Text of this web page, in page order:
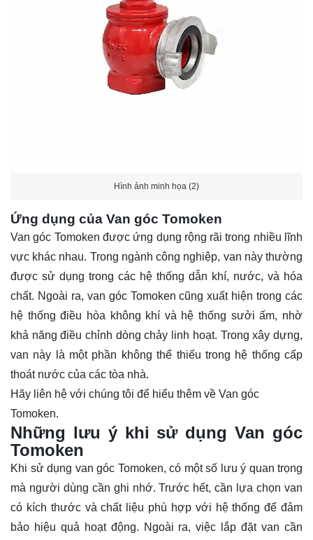
Hình ảnh minh họa (2)
Ứng dụng của Van góc Tomoken
Van góc Tomoken được ứng dụng rộng rãi trong nhiều lĩnh
vực khác nhau. Trong ngành công nghiệp, van này thường
được sử dụng trong các hệ thống dẫn khí, nước, và hóa
chất. Ngoài ra, van góc Tomoken cũng xuất hiện trong các
hệ thống điều hòa không khí và hệ thống sưởi ấm, nhờ
khả năng điều chỉnh dòng chảy linh hoạt. Trong xây dựng,
van này là một phần không thể thiếu trong hệ thống cấp
thoát nước của các tòa nhà.
Hãy liên hệ với chúng tôi để hiểu thêm về Van góc
Tomoken.
Những lưu ý khi sử dụng Van góc
Tomoken
Khi sử dụng van góc Tomoken, có một số lưu ý quan trọng
mà người dùng cần ghi nhớ. Trước hết, cần lựa chọn van
có kích thước và chất liệu phù hợp với hệ thống để đảm
bảo hiệu quả hoạt động. Ngoài ra, việc lắp đặt van cần